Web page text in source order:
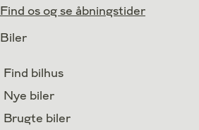
Find os og se åbningstider
Biler
Find bilhus
Nye biler
Brugte biler